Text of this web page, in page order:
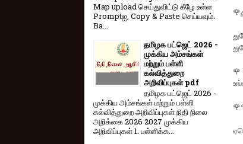
Map upload செய்துவிட்டு கீழே உள்ள
Promptஐ, Copy & Paste செய்யவும்.
Ba...
தமிழக பட்ஜெட் 2026 -
முக்கிய அம்சங்கள்
மற்றும் பள்ளி
கல்வித்துறை
அறிவிப்புகள் pdf
தமிழக பட்ஜெட் 2026 -
முக்கிய அம்சங்கள் மற்றும் பள்ளி
கல்வித்துறை அறிவிப்புகள் நிதி நிலை
அறிக்கை 2026 2027 முக்கிய
அறிவிப்புகள் 1. பள்ளிக்க...